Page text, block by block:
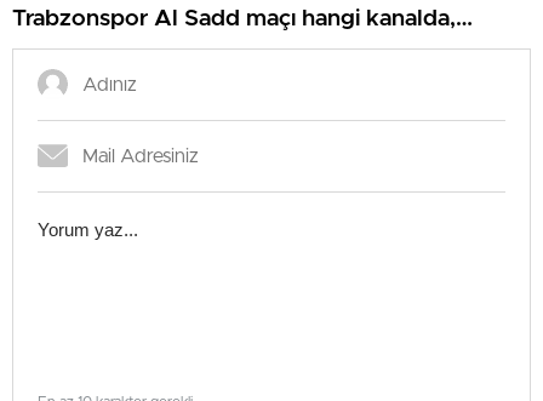
Trabzonspor Al Sadd maçı hangi kanalda,
nereden izlenir?